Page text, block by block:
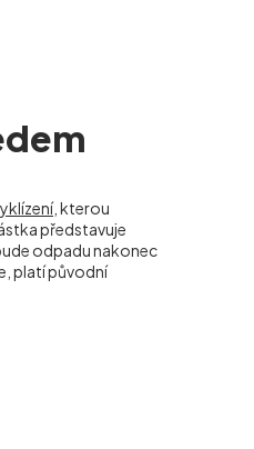
, kterou
představuje
odpadu nakonec
platí původní